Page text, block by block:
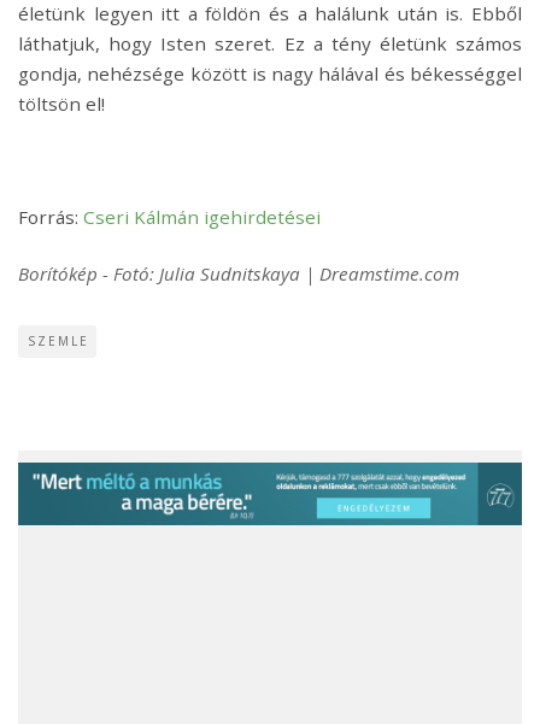
életünk legyen itt a földön és a halálunk után is. Ebből
láthatjuk, hogy Isten szeret. Ez a tény életünk számos
gondja, nehézsége között is nagy hálával és békességgel
töltsön el!
Forrás: Cseri Kálmán igehirdetései
Borítókép - Fotó: Julia Sudnitskaya | Dreamstime.com
SZEMLE